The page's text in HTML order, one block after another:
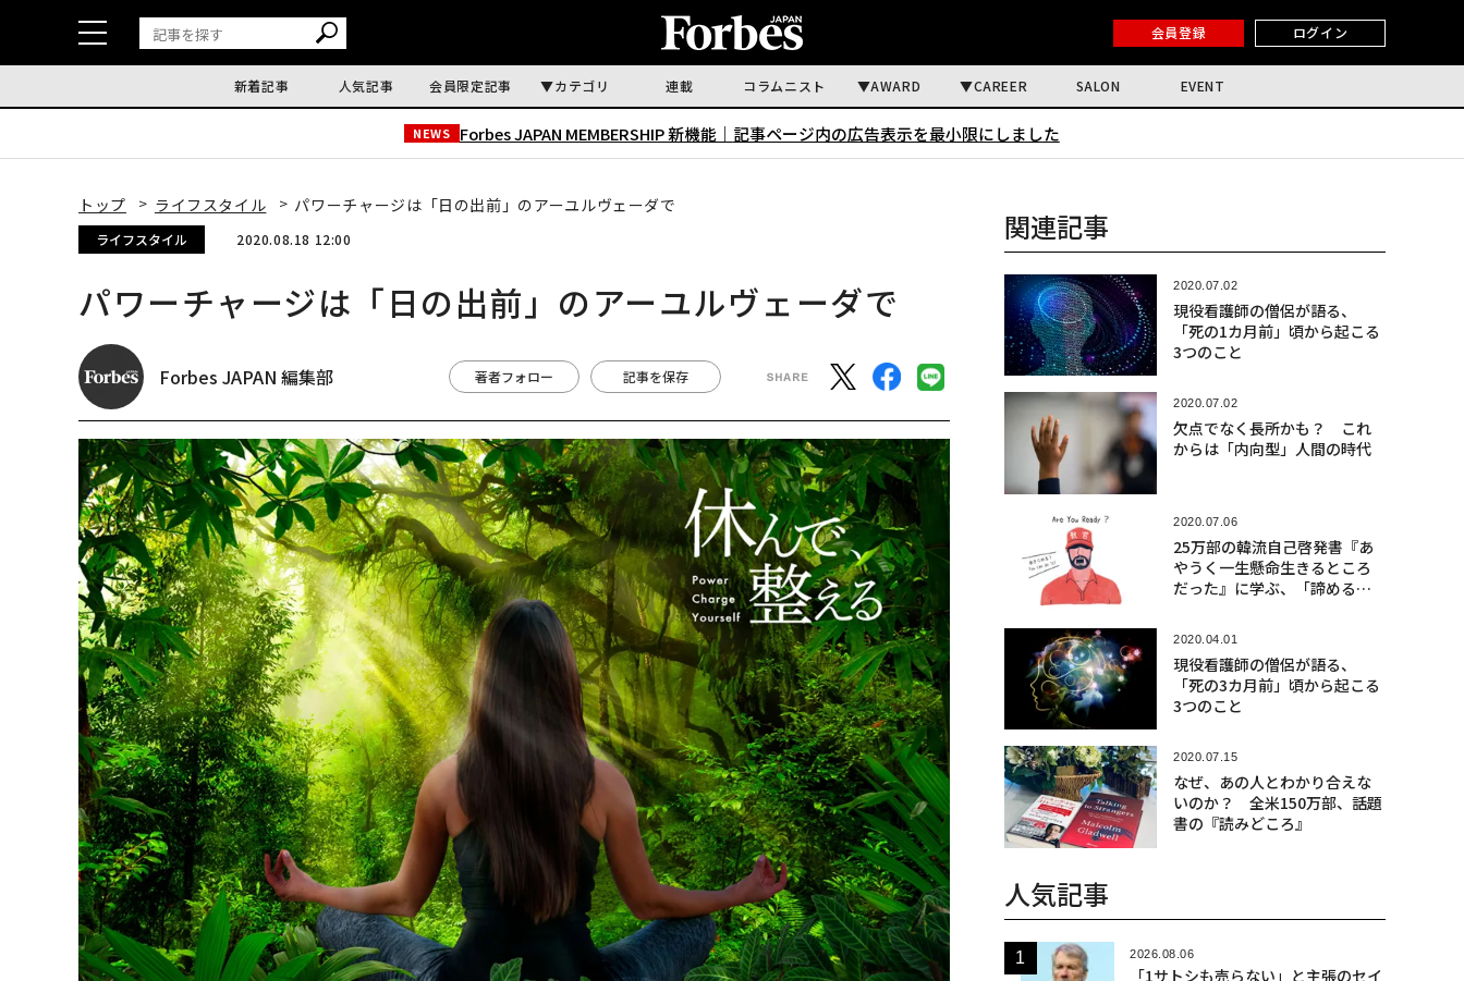
会員登録 ログイン
新着記事 人気記事 会員限定記事 カテゴリ 連載 コラムニスト AWARD CAREER SALON EVENT
NEWS Forbes JAPAN MEMBERSHIP 新機能｜ 記事ページ内の広告表示を最小限にしました
トップ ライフスタイル パワーチャージは「日の出前」のアーユルヴェーダで
ライフスタイル 2020.08.18 12:00
パワーチャージは「日の出前」のアーユルヴェーダで
Forbes JAPAN 編集部 著者フォロー 記事を保存
関連記事
2020.07.02
現役看護師の僧侶が語る、
「死の1カ月前」頃から起こる
3つのこと
2020.07.02
欠点でなく長所かも？ これ
からは「内向型」人間の時代
2020.07.06
25万部の韓流自己啓発書『あ
やうく一生懸命生きるところ
だった』に学ぶ、「諦める技
2020.04.01
現役看護師の僧侶が語る、
「死の3カ月前」頃から起こる
3つのこと
2020.07.15
なぜ、あの人とわかり合えな
いのか？ 全米150万部、話題
書の『読みどころ』
人気記事
2026.08.06
「1サトシも売らない」と主張のセイ